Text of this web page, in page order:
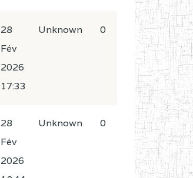
28
Fév
2026
17:33
Unknown 0
28
Fév
2026
Unknown 0